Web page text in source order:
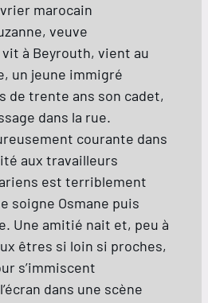
marocain
veuve
à Beyrouth, vient au
un jeune immigré
de trente ans son cadet,
dans la rue.
courante dans
aux travailleurs
est terriblement
soigne Osmane puis
Une amitié nait et, peu à
êtres si loin si proches,
s’immiscent
dans une scène